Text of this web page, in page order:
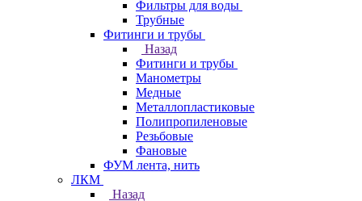
Фильтры для воды
Трубные
Фитинги и трубы
Назад
Фитинги и трубы
Манометры
Медные
Металлопластиковые
Полипропиленовые
Резьбовые
Фановые
ФУМ лента, нить
ЛКМ
Назад